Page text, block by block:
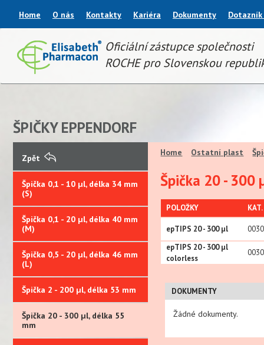
Home O nás Kontakty Kariéra Dokumenty
Oficiální zástupce společnosti
ROCHE pro Slovenskou
ŠPIČKY EPPENDORF
Zpět
Špička 0,1 - 10 µl, délka 34 mm
(S)
Špička 0,1 - 20 µl, délka 40 mm
(M)
Špička 0,5 - 20 µl, délka 46 mm
(L)
Špička 2 - 200 µl, délka 53 mm
Špička 20 - 300 µl, délka 55
mm
Home Ostatní plast
Špička 20 - 300
POLOŽKY KAT.
epTIPS 20 - 300 µl
epTIPS 20 - 300 µl
colorless
DOKUMENTY
Žádné dokumenty.